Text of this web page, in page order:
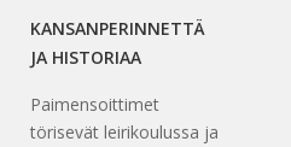
KANSANPERINNETTÄ
JA HISTORIAA
Paimensoittimet
törisevät leirikoulussa ja